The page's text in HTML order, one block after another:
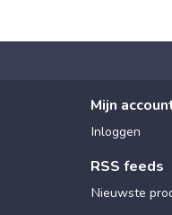
Mijn
Inloggen
RSS feeds
Nieuwste